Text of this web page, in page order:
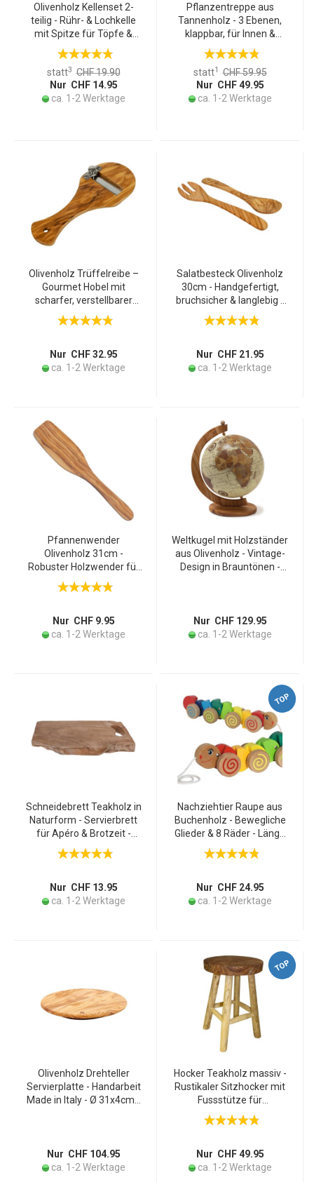
Olivenholz Kellenset 2-
teilig - Rühr- & Lochkelle
mit Spitze für Töpfe &
Pfannen - 30cm -
Handgefertigt in Italien -
Unikate Maserung -
Langlebig
statt3 CHF 19.90
Nur CHF 14.95
ca. 1-2 Werktage
Pflanzentreppe aus
Tannenholz - 3 Ebenen,
klappbar, für Innen &
Aussen - 45x39x99cm,
braun - Ideal für Pflanzen,
Deko, Kräuter
statt1 CHF 59.95
Nur CHF 49.95
ca. 1-2 Werktage
Olivenholz Trüffelreibe –
Gourmet Hobel mit
scharfer, verstellbarer
Stahlklinge für Trüffel,
Parmesan & Gemüse –
20x9cm
Nur CHF 32.95
ca. 1-2 Werktage
Salatbesteck Olivenholz
30cm - Handgefertigt,
bruchsicher & langlebig -
Klassisches italienisches
Design - Für alle Schüsseln
Nur CHF 21.95
ca. 1-2 Werktage
Pfannenwender
Olivenholz 31cm -
Robuster Holzwender für
Töpfe & Woks -
Handgefertigt, kratzfest,
- Made in Italy
Nur CHF 9.95
ca. 1-2 Werktage
Weltkugel mit Holzständer
aus Olivenholz - Vintage-
Design in Brauntönen -
in Italien - Unikat
Nur CHF 129.95
ca. 1-2 Werktage
Schneidebrett Teakholz in
Naturform - Servierbrett
für Apéro & Brotzeit -
Robust, handgefertigt,
braun, 42x26x3cm -
Nur CHF 13.95
ca. 1-2 Werktage
TOP
Nachziehtier Raupe aus
Buchenholz - Bewegliche
Glieder & 8 Räder - Länge
32cm - Fördert Motorik,
animiert zur Bewegung ab
Nur CHF 24.95
ca. 1-2 Werktage
Olivenholz Drehteller
Servierplatte - Handarbeit
Made in Italy - Ø 31x4cm -
Nur CHF 104.95
ca. 1-2 Werktage
TOP
Hocker Teakholz massiv -
Rustikaler Sitzhocker mit
Fussstütze für
Landhausstil & moderne
Einrichtung -
l - Ø30x45cm
Nur CHF 49.95
ca. 1-2 Werktage